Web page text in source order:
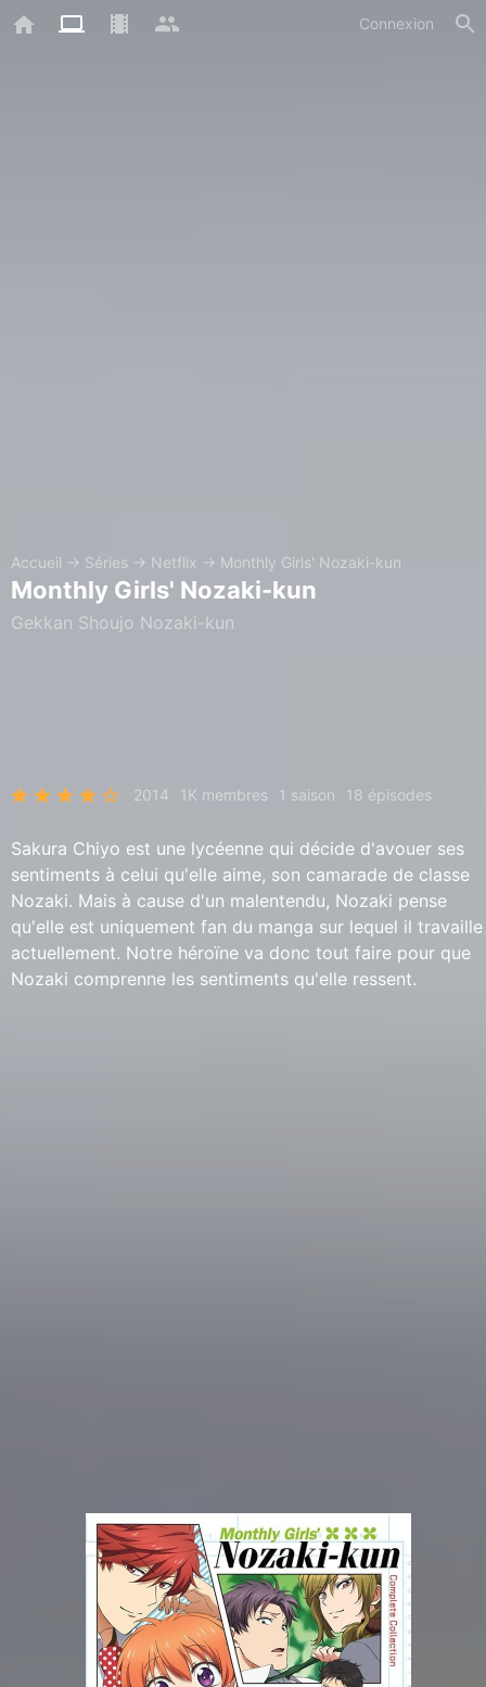
Connexion
Accueil → Séries → Netflix → Monthly Girls' Nozaki-kun
Monthly Girls' Nozaki-kun
Gekkan Shoujo Nozaki-kun
2014 1K membres 1 saison 18 épisodes
Sakura Chiyo est une lycéenne qui décide d'avouer ses
sentiments à celui qu'elle aime, son camarade de classe
Nozaki. Mais à cause d'un malentendu, Nozaki pense
qu'elle est uniquement fan du manga sur lequel il travaille
actuellement. Notre héroïne va donc tout faire pour que
Nozaki comprenne les sentiments qu'elle ressent.